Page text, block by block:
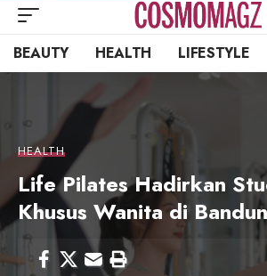
BEAUTY HEALTH LIFESTYLE
HEALTH
Life Pilates Hadirkan
Khusus Wanita di